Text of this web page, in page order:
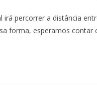
irá percorrer a distância
forma, esperamos